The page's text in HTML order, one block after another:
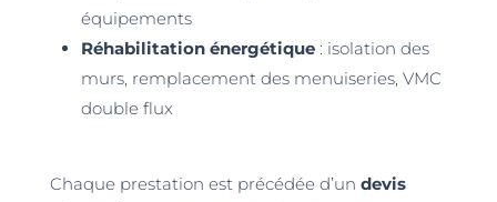
équipements
Réhabilitation énergétique: isolation des
murs, remplacement des menuiseries, VMC
double flux
Chaque prestation est précédée d’un devis